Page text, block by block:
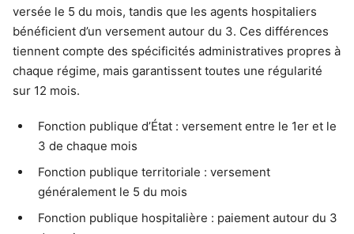
versée le 5 du mois, tandis que les agents hospitaliers
bénéficient d’un versement autour du 3. Ces différences
tiennent compte des spécificités administratives propres à
chaque régime, mais garantissent toutes une régularité
sur 12 mois.
Fonction publique d’État : versement entre le 1er et le
3 de chaque mois
Fonction publique territoriale : versement
généralement le 5 du mois
Fonction publique hospitalière : paiement autour du 3